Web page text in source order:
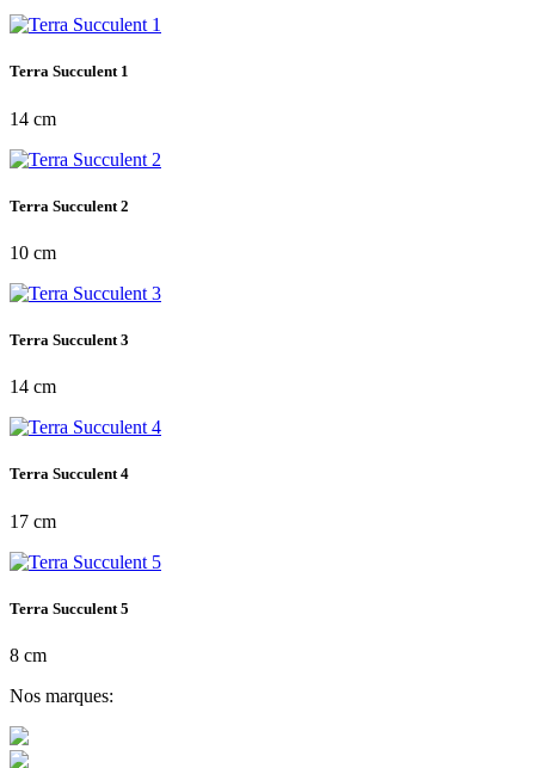
Terra Succulent 1
14 cm
Terra Succulent 2
10 cm
Terra Succulent 3
14 cm
Terra Succulent 4
17 cm
Terra Succulent 5
8 cm
Nos marques: